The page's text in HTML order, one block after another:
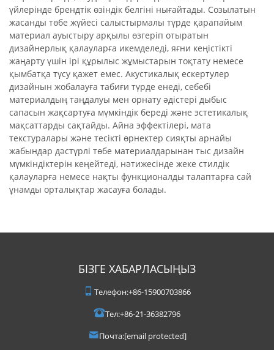
үйлерінде брендтік өзіндік белгіні нығайтады. Созылатын
жасанды төбе жүйесі салыстырмалы түрде қарапайым
материал ауыстыру арқылы өзгеріп отыратын
дизайнерлық қалауларға икемделеді, яғни кеңістікті
жаңарту үшін ірі құрылыс жұмыстарын тоқтату немесе
қымбатқа түсу қажет емес. Акустикалық ескертулер
дизайнын жобалауға табиғи түрде енеді, себебі
материалдың таңдалуы мен орнату әдістері дыбыс
сапасын жақсартуға мүмкіндік береді және эстетикалық
мақсаттарды сақтайды. Айна эффектілері, мата
текстуралары және тесікті өрнектер сияқты арнайы
жабындар дәстүрлі төбе материалдарынан тыс дизайн
мүмкіндіктерін кеңейтеді, нәтижесінде жеке стилдік
қалауларға немесе нақты функционалды талаптарға сай
ұнамды орталықтар жасауға болады.
БІЗГЕ ХАБАРЛАСЫҢЫЗ
Телефон:+86-15900703866
Тел:+86-21-36382796
Почта:[email protected]